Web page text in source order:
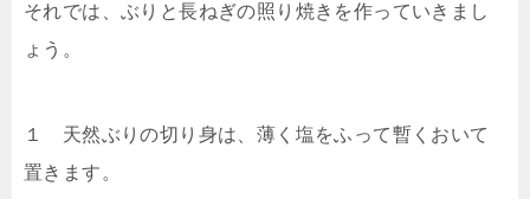
それでは、ぶりと長ねぎの照り焼きを作っていきまし
ょう。
１ 天然ぶりの切り身は、薄く塩をふって暫くおいて
置きます。